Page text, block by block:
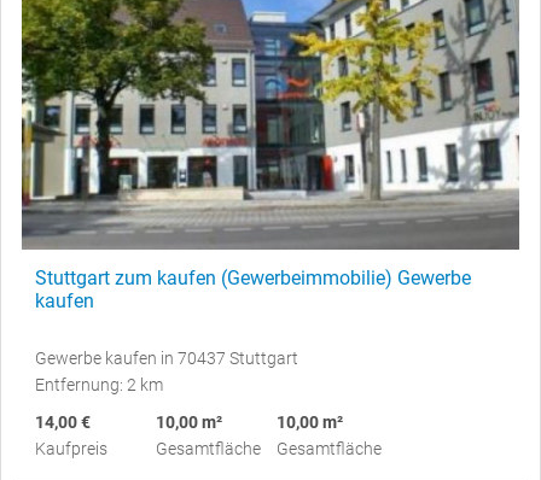
Stuttgart zum kaufen (Gewerbeimmobilie) Gewerbe
kaufen
Gewerbe kaufen in 70437 Stuttgart
Entfernung: 2 km
14,00 €
Kaufpreis
10,00 m²
Gesamtfläche
10,00 m²
Gesamtfläche